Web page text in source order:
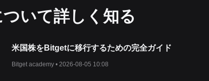
いて詳しく知る
米国株をBitgetに移行するための完全ガイド
Bitget academy • 2026-08-05 10:08